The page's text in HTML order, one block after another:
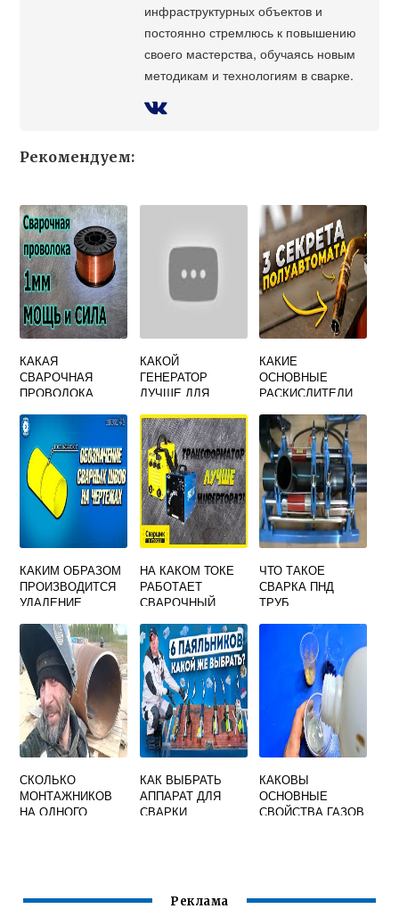
инфраструктурных объектов и
постоянно стремлюсь к повышению
своего мастерства, обучаясь новым
методикам и технологиям в сварке.
Рекомендуем:
КАКАЯ
СВАРОЧНАЯ
ПРОВОЛОКА
ДЛЯ СВАРКИ
КОРРОЗИОННОСТ
ОЙКИХ СТАЛЕЙ
КАКОЙ
ГЕНЕРАТОР
ЛУЧШЕ ДЛЯ
СИНХРОННЫЙ
ИЛИ
АСИНХРОННЫЙ
КАКИЕ
ОСНОВНЫЕ
РАСКИСЛИТЕЛИ
СВАРОЧНЫХ
ПРОЦЕССАХ
КАКИМ ОБРАЗОМ
ПРОИЗВОДИТСЯ
УДАЛЕНИЕ
ПЛАНОК ПОСЛЕ
ОКОНЧАНИЯ
СВАРКИ РД 36 62
00
НА КАКОМ ТОКЕ
РАБОТАЕТ
СВАРОЧНЫЙ
ЧТО ТАКОЕ
СВАРКА ПНД
ТРУБ
СКОЛЬКО
МОНТАЖНИКОВ
НА ОДНОГО
КАК ВЫБРАТЬ
АППАРАТ ДЛЯ
СВАРКИ
КАКОВЫ
ОСНОВНЫЕ
СВОЙСТВА ГАЗОВ
Реклама